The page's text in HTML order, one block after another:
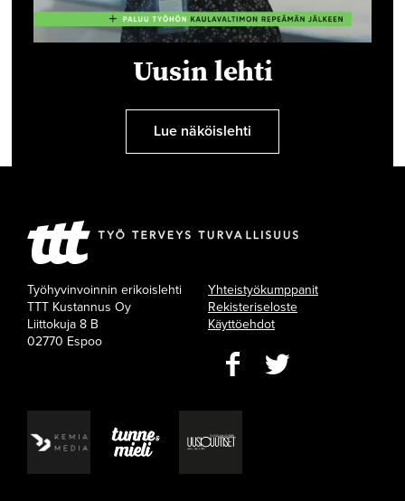
Uusin lehti
Lue näköislehti
Työhyvinvoinnin erikoislehti
TTT Kustannus Oy
Liittokuja 8 B
02770 Espoo
Yhteistyökumppanit
Rekisteriseloste
Käyttöehdot